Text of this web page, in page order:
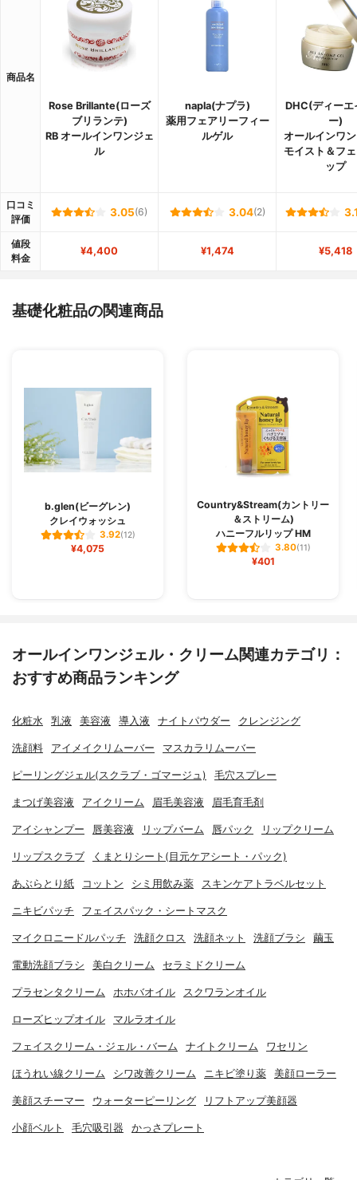
商品名
Rose Brillante(ローズ
ブリランテ)
RB オールインワンジェ
ル
napla(ナプラ)
薬用フェアリーフィー
ルゲル
DHC(ディーエ
ー)
オールインワ
モイスト＆フ
ップ
口コミ
評価
3.05(6) 3.04(2)
値段
料金
¥4,400 ¥1,474 ¥5,418
基礎化粧品の関連商品
b.glen(ビーグレン)
クレイウォッシュ
3.92(12)
¥4,075
Country&Stream(カントリー
＆ストリーム)
ハニーフルリップ HM
3.80(11)
¥401
オールインワンジェル・クリーム関連カテゴリ：
おすすめ商品ランキング
化粧水 乳液 美容液 導入液 ナイトパウダー クレンジング
洗顔料 アイメイクリムーバー マスカラリムーバー
ピーリングジェル(スクラブ・ゴマージュ) 毛穴スプレー
まつげ美容液 アイクリーム 眉毛美容液 眉毛育毛剤
アイシャンプー 唇美容液 リップバーム 唇パック リップクリーム
リップスクラブ くまとりシート(目元ケアシート・パック)
あぶらとり紙 コットン シミ用飲み薬 スキンケアトラベルセット
ニキビパッチ フェイスパック・シートマスク
マイクロニードルパッチ 洗顔クロス 洗顔ネット 洗顔ブラシ 繭玉
電動洗顔ブラシ 美白クリーム セラミドクリーム
プラセンタクリーム ホホバオイル スクワランオイル
ローズヒップオイル マルラオイル
フェイスクリーム・ジェル・バーム ナイトクリーム ワセリン
ほうれい線クリーム シワ改善クリーム ニキビ塗り薬 美顔ローラー
美顔スチーマー ウォーターピーリング リフトアップ美顔器
小顔ベルト 毛穴吸引器 かっさプレート